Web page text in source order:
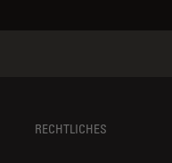
RECHTLICHES